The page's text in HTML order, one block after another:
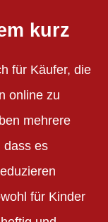
kurz
für Käufer, die
online zu
mehrere
dass es
für Kinder